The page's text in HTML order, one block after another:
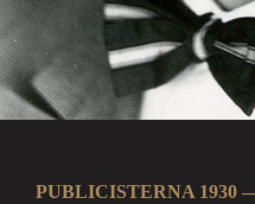
PUBLICISTERNA 1930